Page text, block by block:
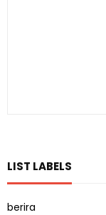
LIST LABELS
berira